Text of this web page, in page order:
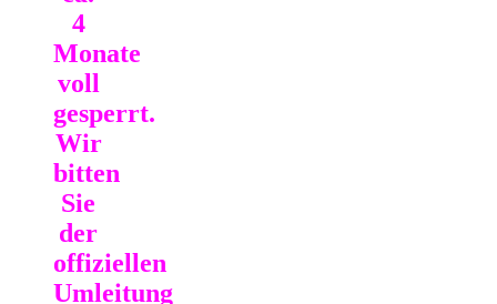
4
Monate
voll
gesperrt.
Wir
bitten
Sie
der
offiziellen
Umleitung